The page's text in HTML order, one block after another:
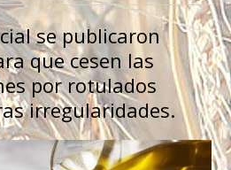
se publicaron
que cesen las
por rotulados
irregularidades.